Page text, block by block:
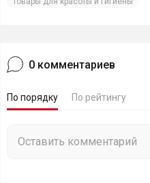
0 комментариев
По порядку По рейтингу